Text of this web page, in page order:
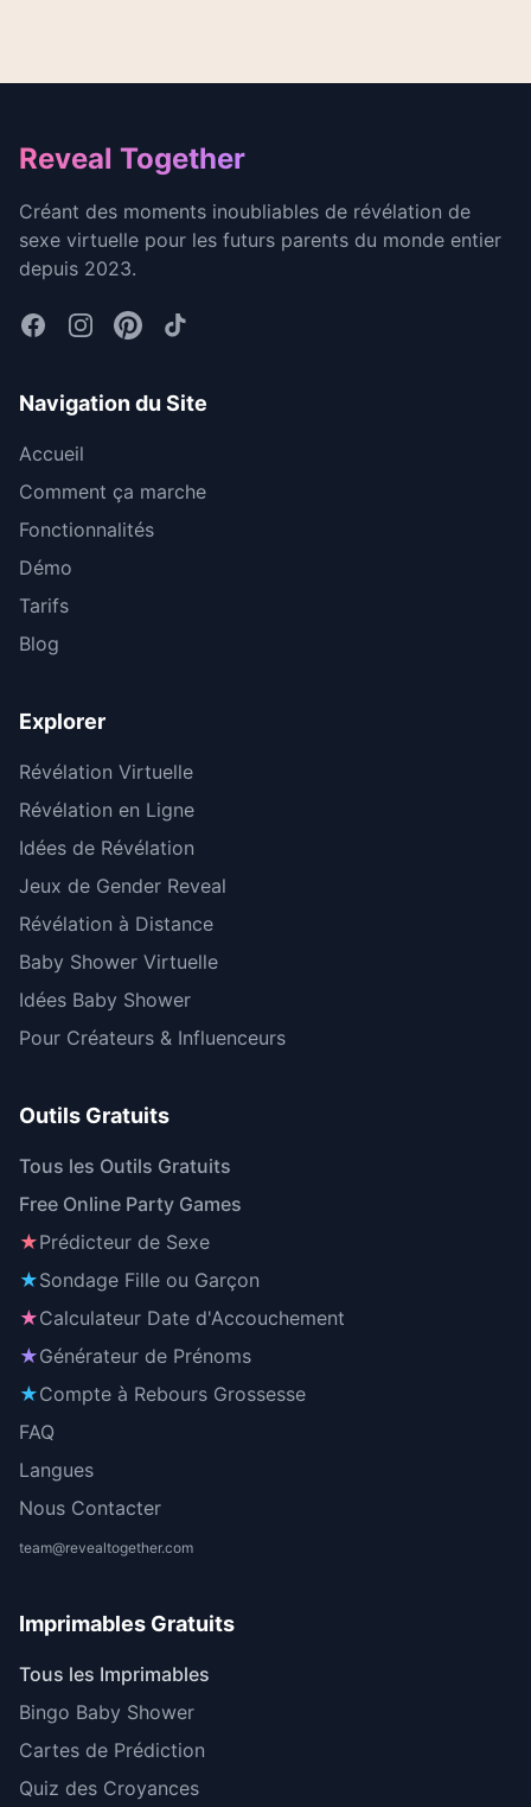
Footer
Reveal Together
Créant des moments inoubliables de révélation de
sexe virtuelle pour les futurs parents du monde entier
depuis 2023.
Navigation du Site
Accueil
Comment ça marche
Fonctionnalités
Démo
Tarifs
Blog
Explorer
Révélation Virtuelle
Révélation en Ligne
Idées de Révélation
Jeux de Gender Reveal
Révélation à Distance
Baby Shower Virtuelle
Idées Baby Shower
Pour Créateurs & Influenceurs
Outils Gratuits
Tous les Outils Gratuits
Free Online Party Games
★Prédicteur de Sexe
★Sondage Fille ou Garçon
★Calculateur Date d'Accouchement
★Générateur de Prénoms
★Compte à Rebours Grossesse
FAQ
Langues
Nous Contacter
team@revealtogether.com
Imprimables Gratuits
Tous les Imprimables
Bingo Baby Shower
Cartes de Prédiction
Quiz des Croyances